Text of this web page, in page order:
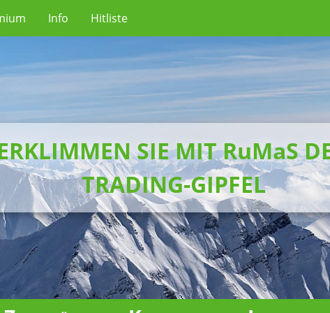
Info Hitliste
SIE MIT RuMaS
TRADING-GIPFEL